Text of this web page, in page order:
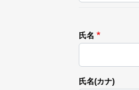
氏名
氏名(カナ)